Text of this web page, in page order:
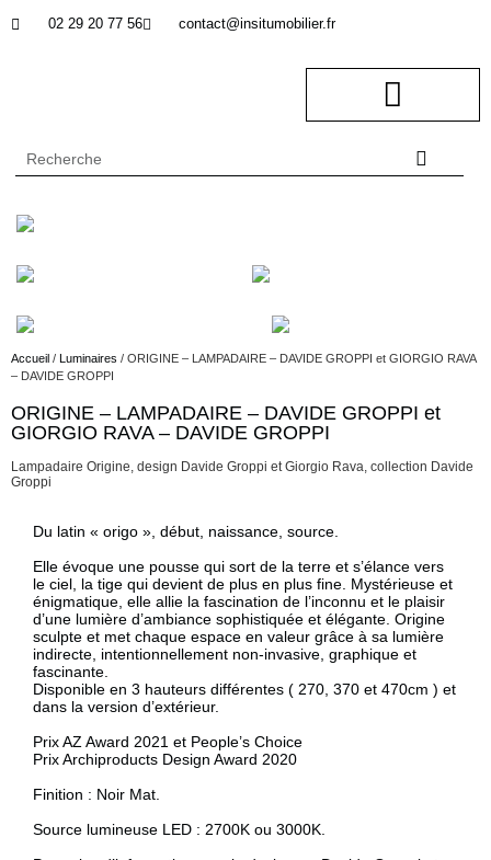
02 29 20 77 56 contact@insitumobilier.fr
Accueil / Luminaires / ORIGINE – LAMPADAIRE – DAVIDE GROPPI et GIORGIO RAVA
– DAVIDE GROPPI
ORIGINE – LAMPADAIRE – DAVIDE GROPPI et
GIORGIO RAVA – DAVIDE GROPPI
Lampadaire Origine, design Davide Groppi et Giorgio Rava, collection Davide
Groppi
Description
Description
Du latin « origo », début, naissance, source.
Elle évoque une pousse qui sort de la terre et s’élance vers
le ciel, la tige qui devient de plus en plus fine. Mystérieuse et
énigmatique, elle allie la fascination de l’inconnu et le plaisir
d’une lumière d’ambiance sophistiquée et élégante. Origine
sculpte et met chaque espace en valeur grâce à sa lumière
indirecte, intentionnellement non-invasive, graphique et
fascinante.
Disponible en 3 hauteurs différentes ( 270, 370 et 470cm ) et
dans la version d’extérieur.
Prix AZ Award 2021 et People’s Choice
Prix Archiproducts Design Award 2020
Finition : Noir Mat.
Source lumineuse LED : 2700K ou 3000K.